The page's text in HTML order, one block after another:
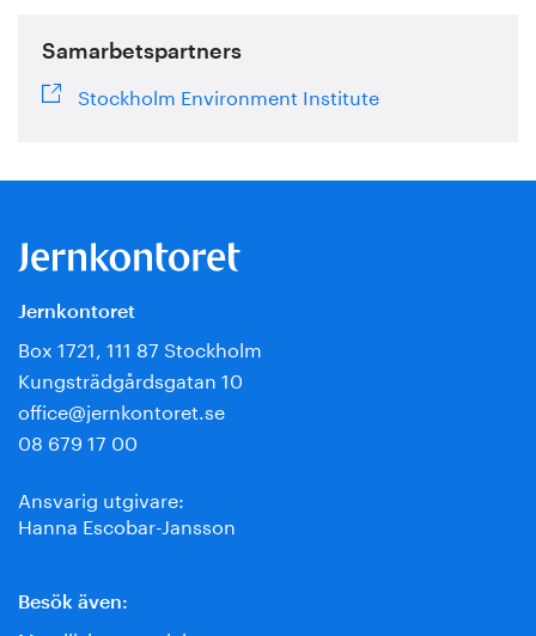
Samarbetspartners
Stockholm Environment Institute
Jernkontoret
Box 1721, 111 87 Stockholm
Kungsträdgårdsgatan 10
office@jernkontoret.se
08 679 17 00
Ansvarig utgivare:
Hanna Escobar-Jansson
Besök även: